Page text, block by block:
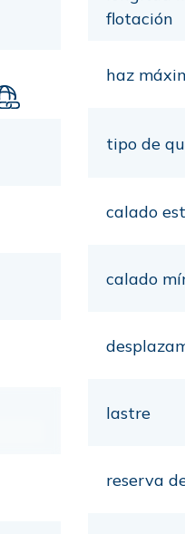
flotación
haz
tipo de
calado
calado
lastre
reserva